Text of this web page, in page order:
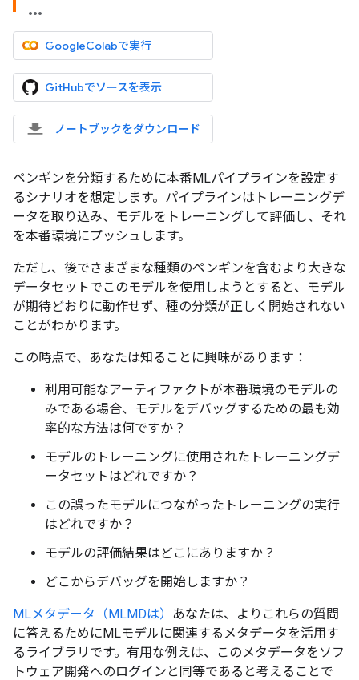
GoogleColabで実行
GitHubでソースを表示
ノートブックをダウンロード
ペンギンを分類するために本番MLパイプラインを設定す
るシナリオを想定します。パイプラインはトレーニングデ
ータを取り込み、モデルをトレーニングして評価し、それ
を本番環境にプッシュします。
ただし、後でさまざまな種類のペンギンを含むより大きな
データセットでこのモデルを使用しようとすると、モデル
が期待どおりに動作せず、種の分類が正しく開始されない
ことがわかります。
この時点で、あなたは知ることに興味があります：
利用可能なアーティファクトが本番環境のモデルの
みである場合、モデルをデバッグするための最も効
率的な方法は何ですか？
モデルのトレーニングに使用されたトレーニングデ
ータセットはどれですか？
この誤ったモデルにつながったトレーニングの実行
はどれですか？
モデルの評価結果はどこにありますか？
どこからデバッグを開始しますか？
MLメタデータ（MLMDは）
あなたは、よりこれらの質問
に答えるためにMLモデルに関連するメタデータを活用す
るライブラリです。有用な例えは、このメタデータをソフ
トウェア開発へのログインと同等であると考えることで